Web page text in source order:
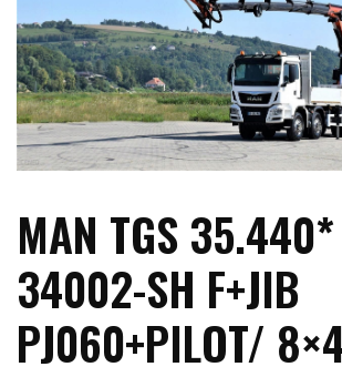
MAN TGS
34002-SH F+JIB
PJ060+PILOT/